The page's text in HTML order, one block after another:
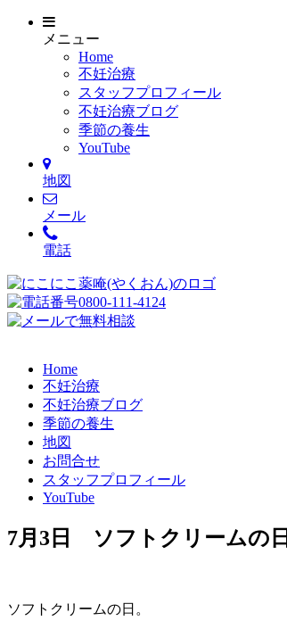
メニュー
Home
不妊治療
スタッフプロフィール
不妊治療ブログ
季節の養生
YouTube
地図
メール
電話
Home
不妊治療
不妊治療ブログ
季節の養生
地図
お問合せ
スタッフプロフィール
YouTube
7月3日 ソフトクリームの日
ソフトクリームの日。